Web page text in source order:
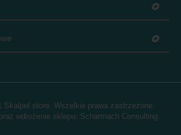
Skalpel.store. Wszelkie prawa zastrzeżone.
wdrożenie sklepu: Scharmach Consulting